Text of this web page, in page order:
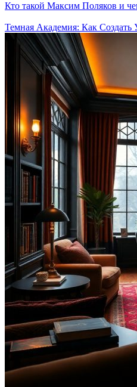
Кто такой Максим Поляков и
Темная Академия: Как Создать